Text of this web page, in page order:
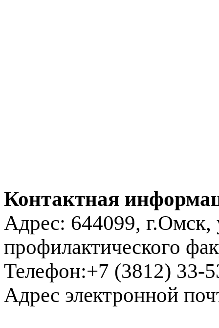
Контактная
Адрес: 644099, г.Омск,
профилактического
Телефон:+7 (3812) 33-
Адрес электронной